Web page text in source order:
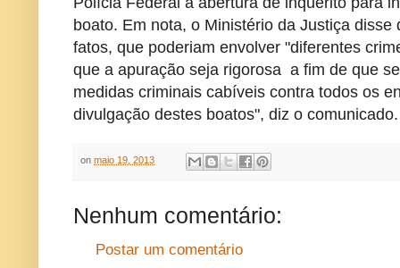
boato. Em nota, o Ministério da Justiça
fatos, que poderiam envolver "diferentes
que a apuração seja rigorosa a fim de que
medidas criminais cabíveis contra todos os
divulgação destes boatos", diz o comunicado.
onmaio 19, 2013
Nenhum comentário:
Postar um comentário